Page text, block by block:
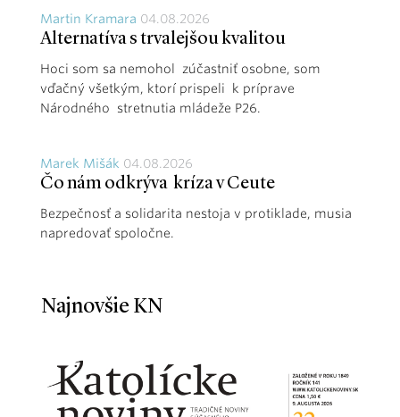
Martin Kramara 04.08.2026
Alternatíva s trvalejšou kvalitou
Hoci som sa nemohol zúčastniť osobne, som
vďačný všetkým, ktorí prispeli k príprave
Národného stretnutia mládeže P26.
Marek Mišák 04.08.2026
Čo nám odkrýva kríza v Ceute
Bezpečnosť a solidarita nestoja v protiklade, musia
napredovať spoločne.
Najnovšie KN